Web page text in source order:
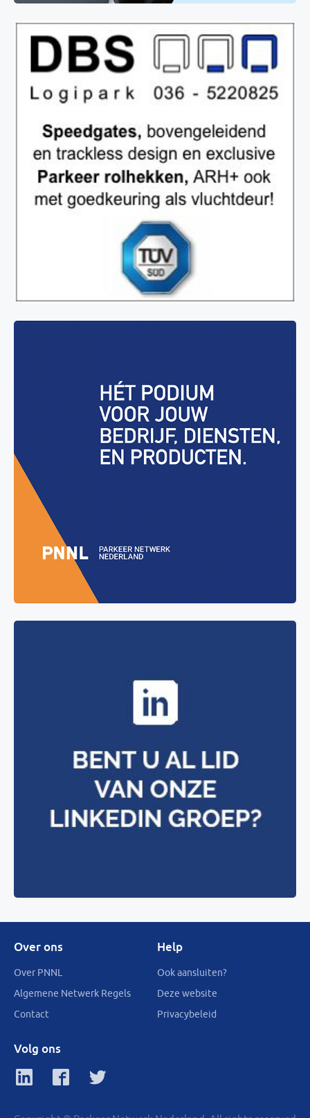
Over ons
Over PNNL
Algemene Netwerk Regels
Contact
Help
Ook aansluiten?
Deze website
Privacybeleid
Volg ons